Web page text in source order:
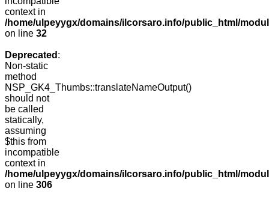
context in
/home/ulpeyygx/domains/ilcorsaro.info/public_html/
on line 32
Deprecated :
Non-static
method
NSP_GK4_Thumbs::translateNameOutput()
should not
be called
statically,
assuming
$this from
incompatible
context in
/home/ulpeyygx/domains/ilcorsaro.info/public_html/
on line 306